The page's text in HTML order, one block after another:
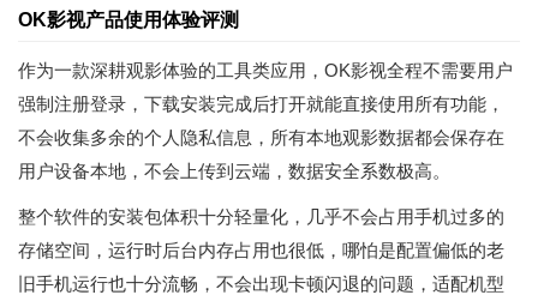
OK影视产品使用体验评测
作为一款深耕观影体验的工具类应用，OK影视全程不需要用户
强制注册登录，下载安装完成后打开就能直接使用所有功能，
不会收集多余的个人隐私信息，所有本地观影数据都会保存在
用户设备本地，不会上传到云端，数据安全系数极高。
整个软件的安装包体积十分轻量化，几乎不会占用手机过多的
存储空间，运行时后台内存占用也很低，哪怕是配置偏低的老
旧手机运行也十分流畅，不会出现卡顿闪退的问题，适配机型